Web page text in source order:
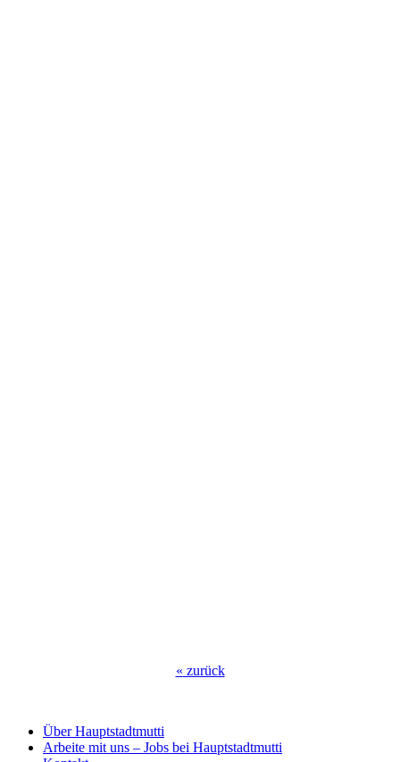
« zurück
Über Hauptstadtmutti
Arbeite mit uns – Jobs bei Hauptstadtmutti